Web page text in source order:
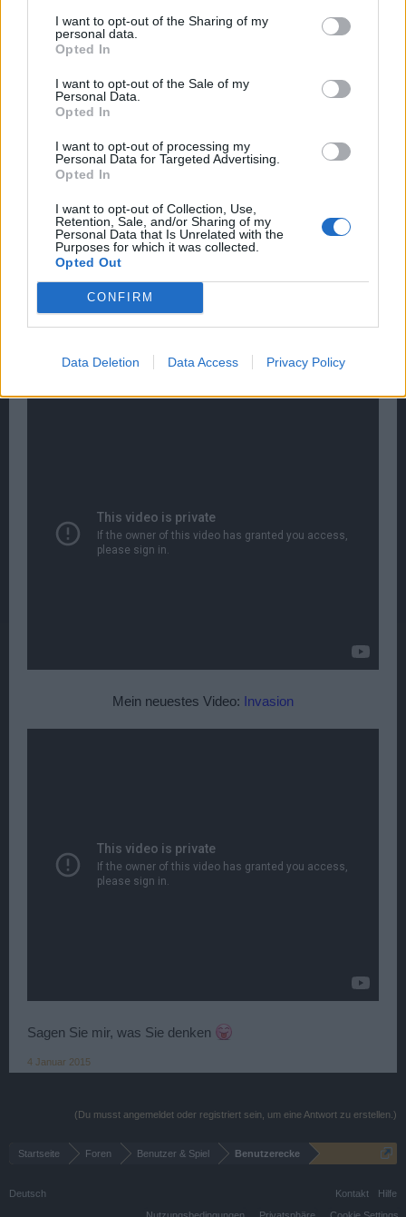
I want to opt-out of the Sharing of my
personal data.
Opted In
I want to opt-out of the Sale of my
Personal Data.
Opted In
I want to opt-out of processing my
Personal Data for Targeted Advertising.
Opted In
I want to opt-out of Collection, Use,
Retention, Sale, and/or Sharing of my
Personal Data that Is Unrelated with the
Purposes for which it was collected.
Opted Out
CONFIRM
Data Deletion Data Access Privacy Policy
Meine dritte Video:
Meine vierte Video:Mein Intro!
Mein neuestes Video: Invasion
Sagen Sie mir, was Sie denken
4 Januar 2015
(Du musst angemeldet oder registriert sein, um eine Antwort zu erstellen.)
Startseite Foren Benutzer & Spiel Benutzerecke
Deutsch Kontakt
Hilfe